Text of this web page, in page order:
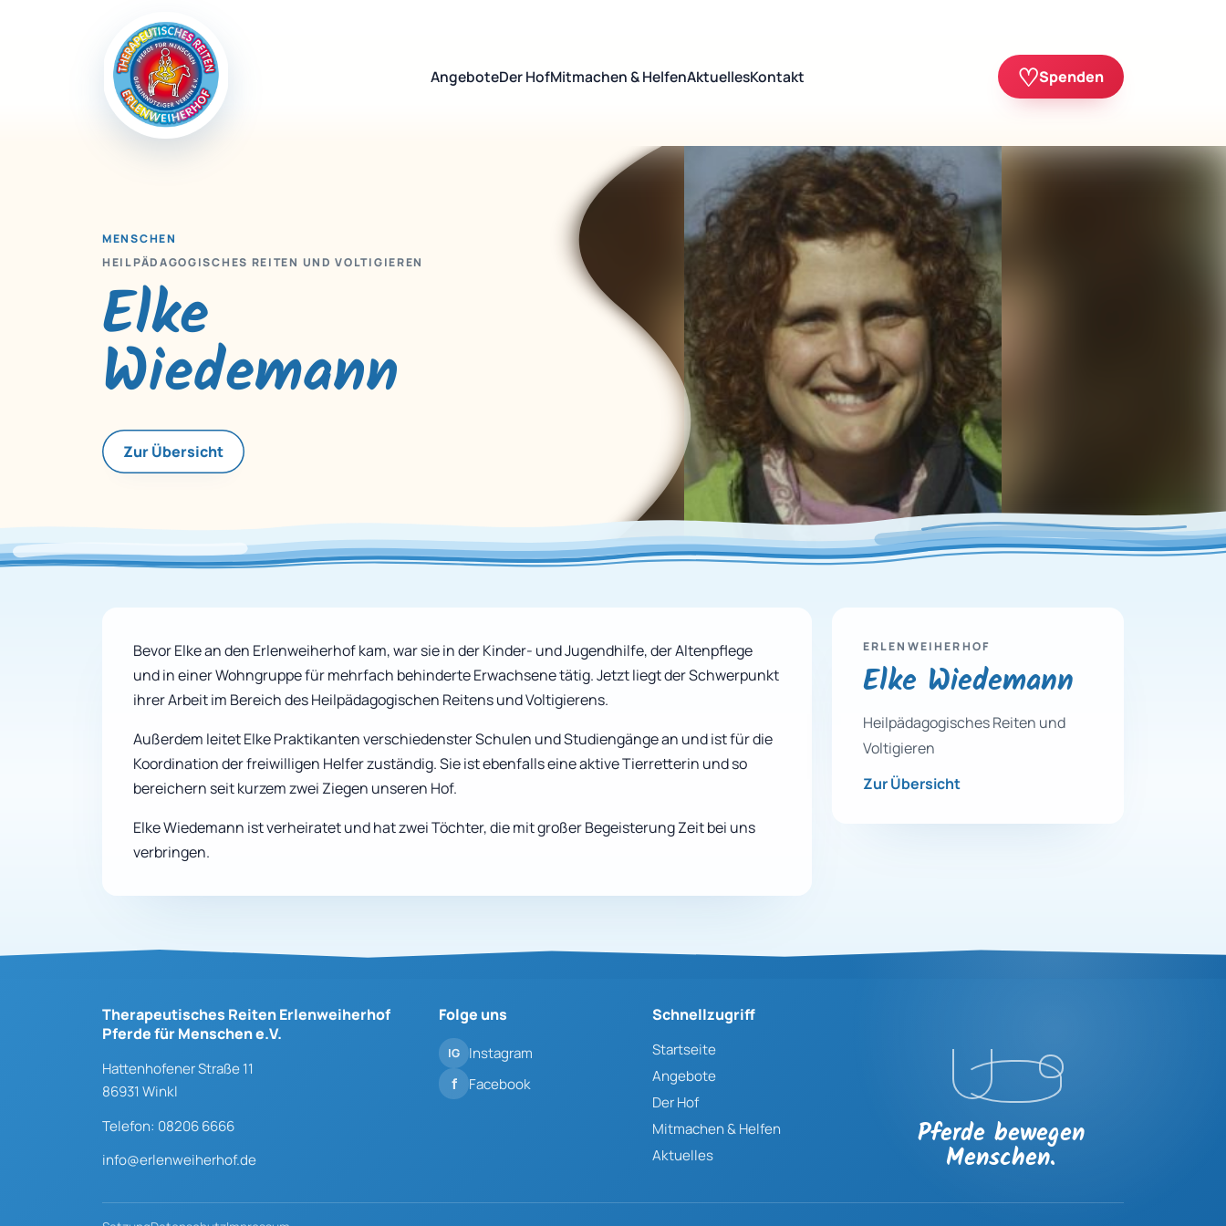
AngeboteDer HofMitmachen & HelfenAktuellesKontakt ♡Spenden
MENSCHEN
HEILPÄDAGOGISCHES REITEN UND VOLTIGIEREN
Elke
Wiedemann
Zur Übersicht
Bevor Elke an den Erlenweiherhof kam, war sie in der Kinder- und Jugendhilfe, der Altenpflege
und in einer Wohngruppe für mehrfach behinderte Erwachsene tätig. Jetzt liegt der Schwerpunkt
ihrer Arbeit im Bereich des Heilpädagogischen Reitens und Voltigierens.
Außerdem leitet Elke Praktikanten verschiedenster Schulen und Studiengänge an und ist für die
Koordination der freiwilligen Helfer zuständig. Sie ist ebenfalls eine aktive Tierretterin und so
bereichern seit kurzem zwei Ziegen unseren Hof.
Elke Wiedemann ist verheiratet und hat zwei Töchter, die mit großer Begeisterung Zeit bei uns
verbringen.
ERLENWEIHERHOF
Elke Wiedemann
Heilpädagogisches Reiten und
Voltigieren
Zur Übersicht
Therapeutisches Reiten Erlenweiherhof
Pferde für Menschen e.V.
Hattenhofener Straße 11
86931 Winkl
Telefon: 08206 6666
info@erlenweiherhof.de
Folge uns
Instagram
Facebook
Schnellzugriff
Startseite
Angebote
Der Hof
Mitmachen & Helfen
Aktuelles
Pferde bewegen
Menschen.